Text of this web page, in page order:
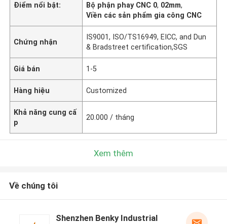
Điểm nổi bật:
Bộ phận phay CNC 0, 02mm,
Viền các sản phẩm gia công CNC
Chứng nhận
IS9001, ISO/TS16949, EICC, and Dun
& Bradstreet certification,SGS
Giá bán 1-5
Hàng hiệu Customized
Khả năng cung cấ
p
20.000 / tháng
Xem thêm
Về chúng tôi
Shenzhen Benky Industrial